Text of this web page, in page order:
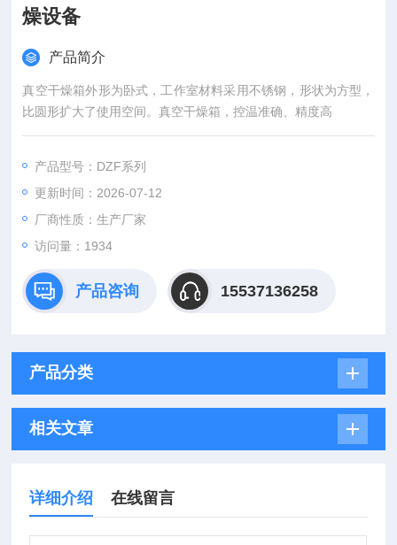
燥设备
产品简介
真空干燥箱外形为卧式，工作室材料采用不锈钢，形状为方型，
比圆形扩大了使用空间。真空干燥箱，控温准确、精度高
产品型号：DZF系列
更新时间：2026-07-12
厂商性质：生产厂家
访问量：1934
产品咨询 15537136258
产品分类
相关文章
详细介绍 在线留言